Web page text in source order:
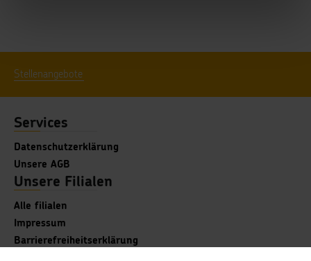
Stellenangebote
Services
Datenschutzerklärung
Unsere AGB
Unsere Filialen
Alle filialen
Impressum
Barrierefreiheitserklärung